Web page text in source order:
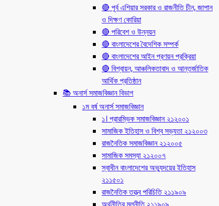
🔴 পূর্ব এশিয়ার সরকার ও রাজনীতি চীন, জাপান
ও দিক্ষণ কোরিয়া
🔴 পরিবেশ ও উন্নয়ন
🔴 বাংলাদেশের বৈদেশিক সম্পর্ক
🔴 বাংলাদেশের আইন প্রণয়ন প্রক্রিয়া
🔴 বিশ্বায়ন, আঞ্চলিকতাবাদ ও আন্তর্জাতিক
আর্থিক প্রতিষ্ঠান
📚 অনার্স সমাজবিজ্ঞান বিভাগ
১ম বর্ষ অনার্স সমাজবিজ্ঞান
১। প্রারম্ভিক সমাজবিজ্ঞান ২১২০০১
সামাজিক ইতিহাস ও বিশ্ব সভ্যতা ২১২০০৩
রাজনৈতিক সমাজবিজ্ঞান ২১২০০৫
সামাজিক সমস্যা ২১২০০৭
স্বাধীন বাংলাদেশের অভ্যুদয়ের ইতিহাস
২১১৫০১
রাজনৈতিক তত্ত্ব পরিচিতি ২১১৯০৯